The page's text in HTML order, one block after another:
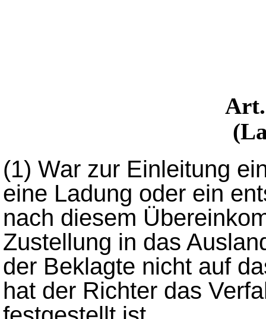
(1) War zur Einleitung
eine Ladung oder ein
nach diesem
Zustellung in das
der Beklagte nicht auf
hat der Richter das